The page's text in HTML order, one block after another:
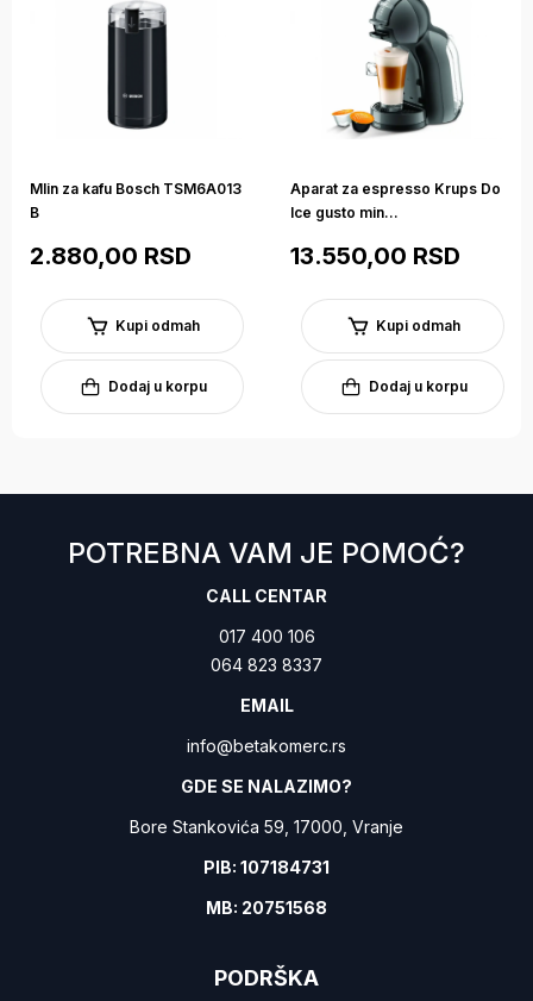
Sve dodatne informacije vezane za prodaju možete dobiti
pozivajući naš Call Centar na sledeće brojeve 017 400 106 i
info@betakomerc.rs ili putem kontakt forme.
Specifikacije Deklaracija
Mikser za nes
Proizvođač Linea
Garancija
Bordo
Mlin za kafu Bosch TSM6A013
B
2.880,00 RSD
Kupi odmah
Dodaj u korpu
Aparat za espresso Krups Do
lce gusto min...
13.550,00 RSD
Kupi odmah
Dodaj u korpu
PODRŠKA
POTREBNA VAM JE POMOĆ?
CALL CENTAR
017 400 106
064 823 8337
EMAIL
info@betakomerc.rs
GDE SE NALAZIMO?
Bore Stankovića 59, 17000, Vranje
PIB: 107184731
MB: 20751568